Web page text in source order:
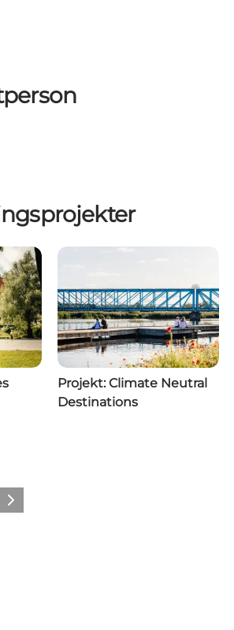
Projekt: Climate Neutral
Destinations
Næste